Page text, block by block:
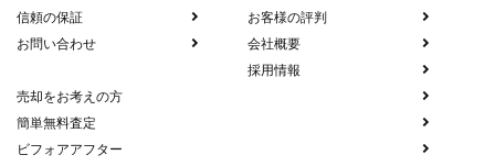
信頼の保証
お問い合わせ
お客様の評判
会社概要
採用情報
売却をお考えの方
簡単無料査定
ビフォアアフター